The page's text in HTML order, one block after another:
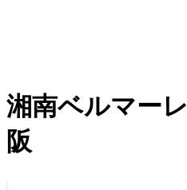
湘南ベルマーレ
阪